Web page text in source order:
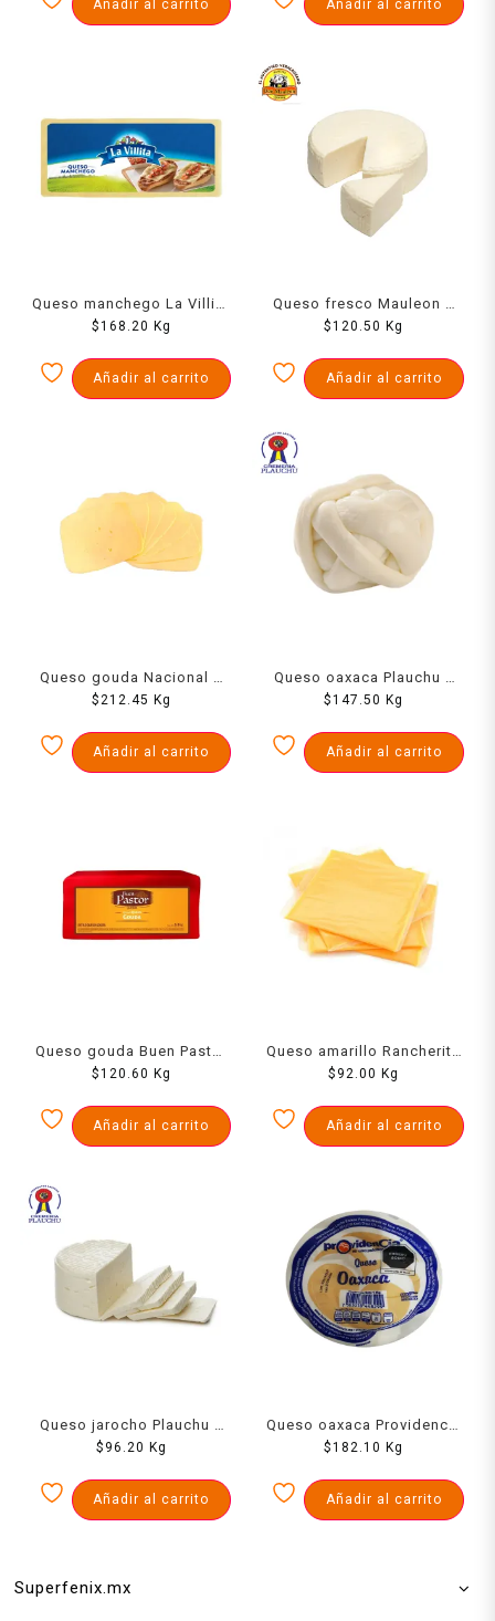
Añadir al carrito Añadir al carrito
Queso manchego La Villita
1 kg
$168.20 Kg
Añadir al carrito
Queso fresco Mauleon 1
kg
$120.50 Kg
Añadir al carrito
Queso gouda Nacional 1
kg
$212.45 Kg
Añadir al carrito
Queso oaxaca Plauchu 1
kg
$147.50 Kg
Añadir al carrito
Queso gouda Buen Pastor
1 kg
$120.60 Kg
Añadir al carrito
Queso amarillo Rancherito
1 kg
$ 92.00 Kg
Añadir al carrito
Queso jarocho Plauchu 1
kg
$ 96.20 Kg
Añadir al carrito
Queso oaxaca Providencia
1 kg
$182.10 Kg
Añadir al carrito
Superfenix.mx